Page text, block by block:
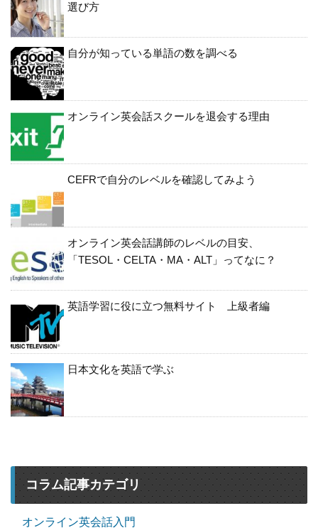
選び方
自分が知っている単語の数を調べる
オンライン英会話スクールを退会する理由
CEFRで自分のレベルを確認してみよう
オンライン英会話講師のレベルの目安、
「TESOL・CELTA・MA・ALT」ってなに？
英語学習に役に立つ無料サイト 上級者編
日本文化を英語で学ぶ
コラム記事カテゴリ
オンライン英会話入門